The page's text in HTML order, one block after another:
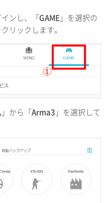
ンし、「GAME」を選択の
クリックします。
」から「Arma3 」を選択して